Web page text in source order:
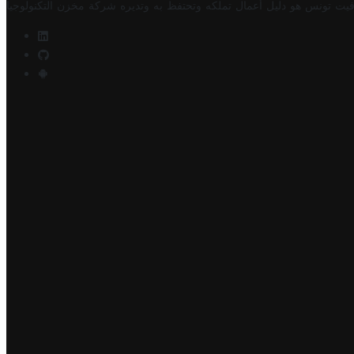
تونس هو دليل أعمال تملكه وتحتفظ به وتديره شركة مخزن التكنولوجيا